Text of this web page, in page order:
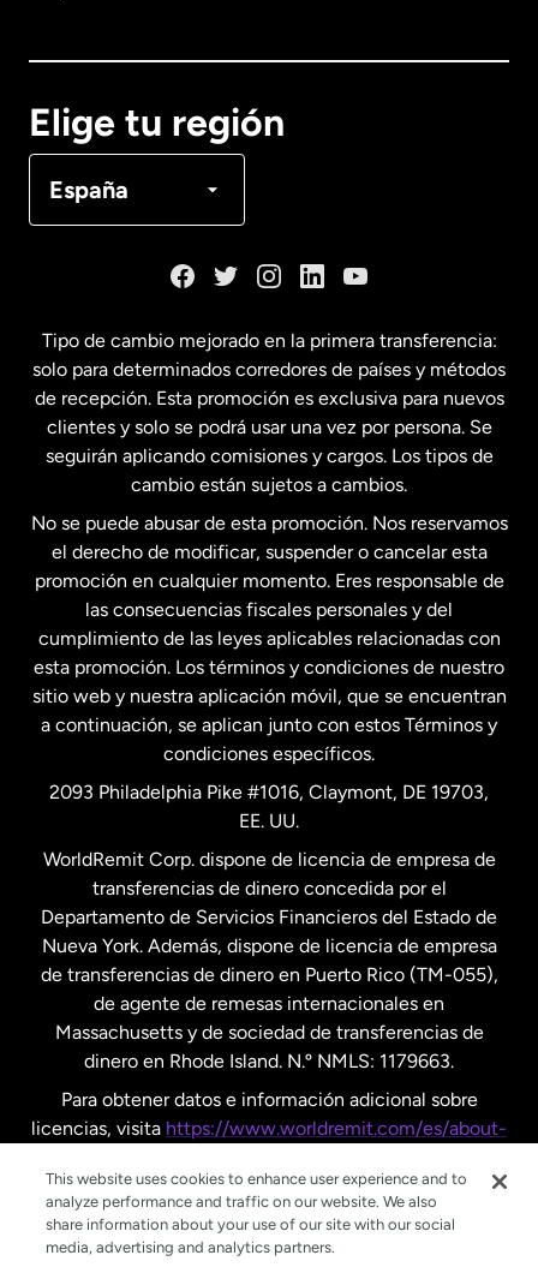
Elige tu región
España
Français
Estados Unidos English
Estados Unidos Español
Francia
Malasia
Nueva Zelanda
Países Bajos
Suecia
Tipo de cambio mejorado en la primera transferencia:
solo para determinados corredores de países y métodos
de recepción. Esta promoción es exclusiva para nuevos
clientes y solo se podrá usar una vez por persona. Se
seguirán aplicando comisiones y cargos. Los tipos de
cambio están sujetos a cambios.
No se puede abusar de esta promoción. Nos reservamos
el derecho de modificar, suspender o cancelar esta
promoción en cualquier momento. Eres responsable de
las consecuencias fiscales personales y del
cumplimiento de las leyes aplicables relacionadas con
esta promoción. Los términos y condiciones de nuestro
sitio web y nuestra aplicación móvil, que se encuentran
a continuación, se aplican junto con estos Términos y
condiciones específicos.
2093 Philadelphia Pike #1016, Claymont, DE 19703,
EE. UU.
WorldRemit Corp. dispone de licencia de empresa de
transferencias de dinero concedida por el
Departamento de Servicios Financieros del Estado de
Nueva York. Además, dispone de licencia de empresa
de transferencias de dinero en Puerto Rico (TM-055),
de agente de remesas internacionales en
Massachusetts y de sociedad de transferencias de
dinero en Rhode Island. N.º NMLS: 1179663.
Para obtener datos e información adicional sobre
licencias, visita https://www.worldremit.com/es/about-
This website uses cookies to enhance user experience and to
analyze performance and traffic on our website. We also
share information about your use of our site with our social
media, advertising and analytics partners.